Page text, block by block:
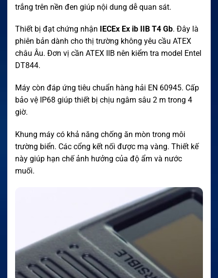
trắng trên nền đen giúp nội dung dễ quan sát.
Thiết bị đạt chứng nhận IECEx Ex ib IIB T4 Gb. Đây là
phiên bản dành cho thị trường không yêu cầu ATEX
châu Âu. Đơn vị cần ATEX IIB nên kiểm tra model Entel
DT844.
Máy còn đáp ứng tiêu chuẩn hàng hải EN 60945. Cấp
bảo vệ IP68 giúp thiết bị chịu ngâm sâu 2 m trong 4
giờ.
Khung máy có khả năng chống ăn mòn trong môi
trường biển. Các cổng kết nối được mạ vàng. Thiết kế
này giúp hạn chế ảnh hưởng của độ ẩm và nước
muối.